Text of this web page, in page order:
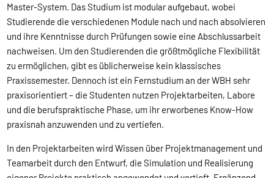
Master-System. Das Studium ist modular aufgebaut, wobei
Studierende die verschiedenen Module nach und nach absolvieren
und ihre Kenntnisse durch Prüfungen sowie eine Abschlussarbeit
nachweisen. Um den Studierenden die größtmögliche Flexibilität
zu ermöglichen, gibt es üblicherweise kein klassisches
Praxissemester. Dennoch ist ein Fernstudium an der WBH sehr
praxisorientiert – die Studenten nutzen Projektarbeiten, Labore
und die berufspraktische Phase, um ihr erworbenes Know-How
praxisnah anzuwenden und zu vertiefen.
In den Projektarbeiten wird Wissen über Projektmanagement und
Teamarbeit durch den Entwurf, die Simulation und Realisierung